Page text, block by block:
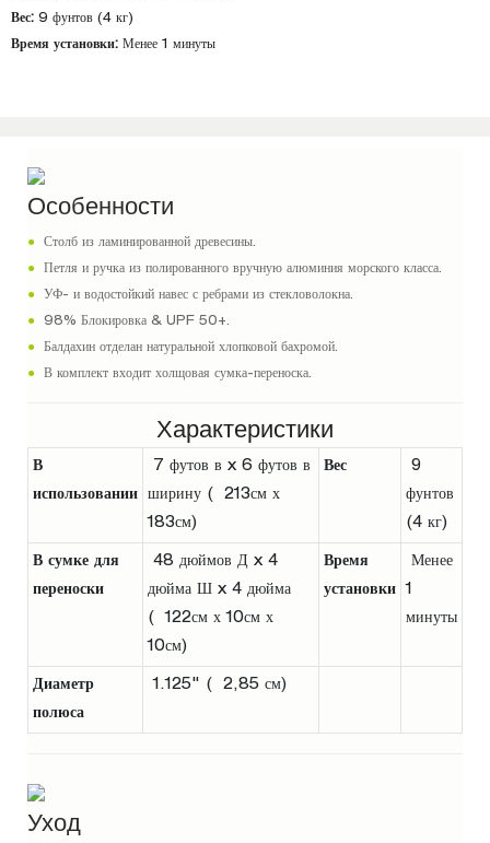
Вес: 9 фунтов (4 кг)
Время установки: Менее 1 минуты
Особенности
●
Столб из ламинированной древесины.
●
Петля и ручка из полированного вручную алюминия морского класса.
●
УФ- и водостойкий навес с ребрами из стекловолокна.
●
98% Блокировка & UPF 50+.
●
Балдахин отделан натуральной хлопковой бахромой.
●
В комплект входит холщовая сумка-переноска.
Характеристики
В
использовании
7 футов в x 6 футов в
ширину ( 213см х
183см)
Вес
9
фунтов
(4 кг)
В сумке для
переноски
48 дюймов Д x 4
дюйма Ш x 4 дюйма
( 122см х 10см х
10см)
Время
установки
Менее
1
минуты
Диаметр
полюса
1.125" ( 2,85 см)
Уход